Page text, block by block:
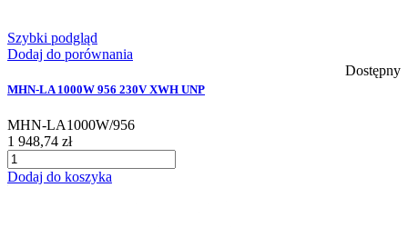
Szybki podgląd
Dodaj do porównania
Dostępny
MHN-LA 1000W 956 230V XWH UNP
MHN-LA1000W/956
1 948,74 zł
Dodaj do koszyka